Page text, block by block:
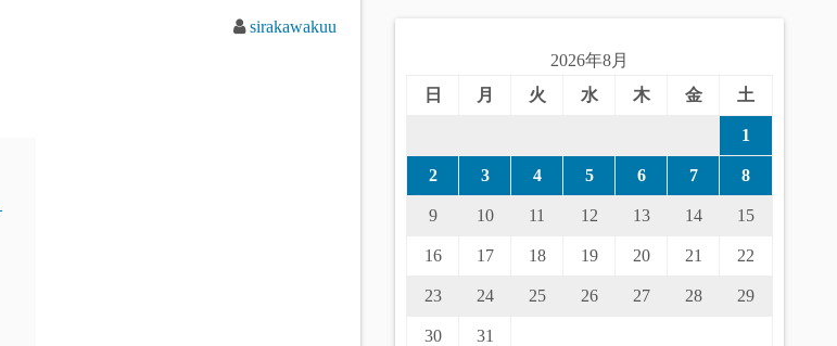
sirakawakuu
2026年8月
日
月 火 水 木 金 土
1
2 3 4 5 6 7 8
9 10 11 12 13 14 15
16 17 18 19 20 21 22
23 24 25 26 27 28 29
30 31